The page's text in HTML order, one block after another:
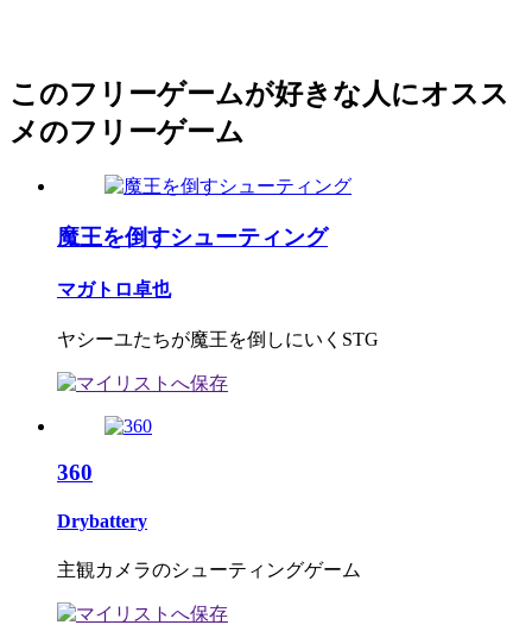
このフリーゲームが好きな人にオスス
メのフリーゲーム
魔王を倒すシューティング
マガトロ卓也
ヤシーユたちが魔王を倒しにいくSTG
360
Drybattery
主観カメラのシューティングゲーム